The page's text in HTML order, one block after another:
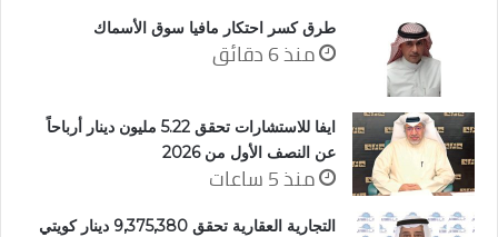
طرق كسر احتكار مافيا سوق الأسماك
منذ 6 دقائق
ايفا للاستشارات تحقق 5.22 مليون دينار أرباحاً
عن النصف الأول من 2026
منذ 5 ساعات
التجارية العقارية تحقق 9,375,380 دينار كويتي